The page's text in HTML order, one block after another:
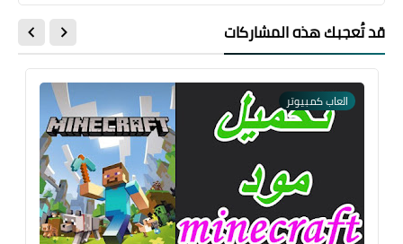
قد تُعجبك هذه المشاركات
العاب كمبيوتر